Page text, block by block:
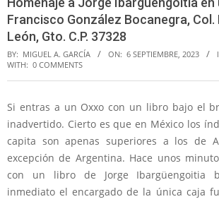
Francisco González Bocanegra,
León, Gto. C.P. 37328
BY: MIGUEL A. GARCÍA ON: 6 SEPTIEMBRE, 2023
WITH: 0 COMMENTS
Si entras a un Oxxo con un libro bajo el
inadvertido. Cierto es que en México los
capita son apenas superiores a los de
excepción de Argentina. Hace unos
con un libro de Jorge Ibargüengoitia
inmediato el encargado de la única caja